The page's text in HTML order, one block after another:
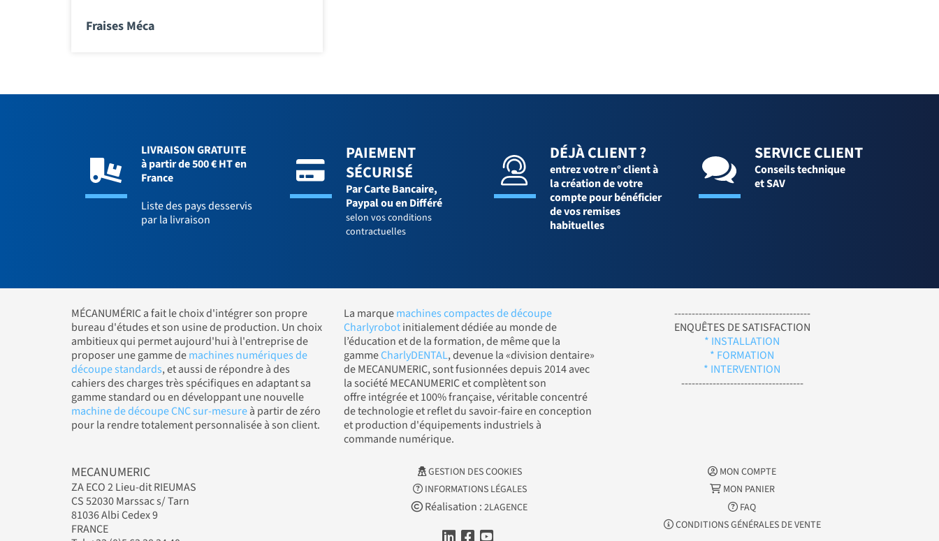
Fraises Méca
LIVRAISON GRATUITE
à partir de 500 € HT en
France
Liste des pays desservis
par la livraison
PAIEMENT
SÉCURISÉ
Par Carte Bancaire,
Paypal ou en Différé
selon vos conditions
contractuelles
DÉJÀ CLIENT ?
entrez votre n° client à
la création de votre
compte pour bénéficier
de vos remises
habituelles
SERVICE CLIENT
Conseils technique
et SAV
MÉCANUMÉRIC a fait le choix d'intégrer son propre
bureau d'études et son usine de production. Un choix
ambitieux qui permet aujourd'hui à l'entreprise de
proposer une gamme demachines numériques de
découpe standards, et aussi de répondre à des
cahiers des charges très spécifiques en adaptant sa
gamme standard ou en développant une nouvelle
machine de découpe CNC sur-mesureà partir de zéro
pour la rendre totalement personnalisée à son client.
La marquemachines compactes de découpe
Charlyrobotinitialement dédiée au monde de
l’éducation et de la formation, de même que la
gammeCharlyDENTAL, devenue la «division dentaire»
de MECANUMERIC, sont fusionnées depuis 2014 avec
la société MECANUMERIC et complètent son
offre intégrée et 100% française, véritable concentré
de technologie et reflet du savoir-faire en conception
et production d'équipements industriels à
commande numérique.
---------------------------------------
ENQUÊTES DE SATISFACTION
* INSTALLATION
* FORMATION
* INTERVENTION
-----------------------------------
MECANUMERIC
ZA ECO 2 Lieu-dit RIEUMAS
CS 52030 Marssac s/ Tarn
81036 Albi Cedex 9
FRANCE
GESTION DES COOKIES
INFORMATIONS LÉGALES
Réalisation : 2LAGENCE
MON COMPTE
MON PANIER
FAQ
CONDITIONS GÉNÉRALES DE VENTE